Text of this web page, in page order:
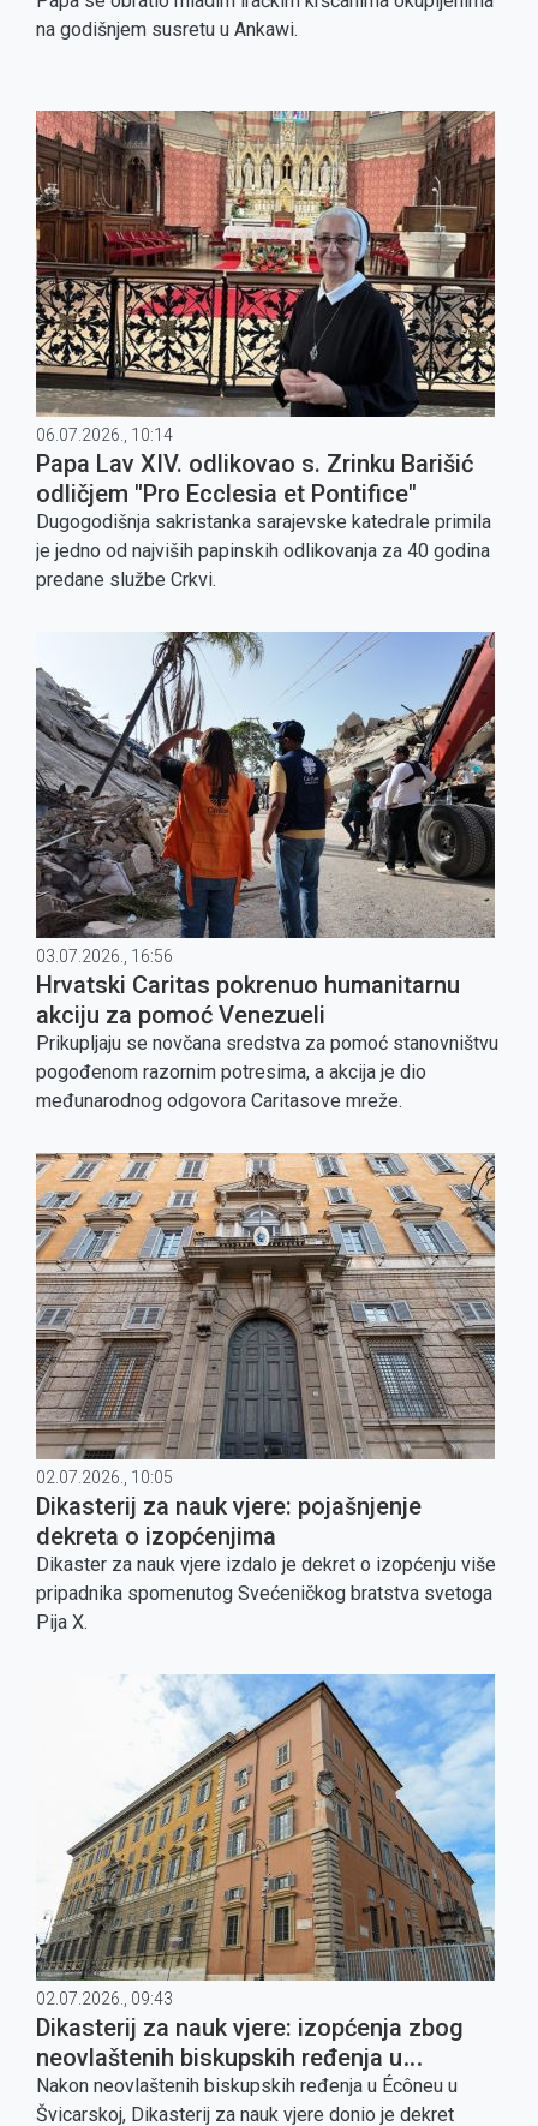
na godišnjem susretu u Ankawi.
06.07.2026., 10:14
Papa Lav XIV. odlikovao s. Zrinku Barišić
odličjem "Pro Ecclesia et Pontifice"
Dugogodišnja sakristanka sarajevske katedrale primila
je jedno od najviših papinskih odlikovanja za 40 godina
predane službe Crkvi.
03.07.2026., 16:56
Hrvatski Caritas pokrenuo humanitarnu
akciju za pomoć Venezueli
Prikupljaju se novčana sredstva za pomoć stanovništvu
pogođenom razornim potresima, a akcija je dio
međunarodnog odgovora Caritasove mreže.
02.07.2026., 10:05
Dikasterij za nauk vjere: pojašnjenje
dekreta o izopćenjima
Dikaster za nauk vjere izdalo je dekret o izopćenju više
pripadnika spomenutog Svećeničkog bratstva svetoga
Pija X.
02.07.2026., 09:43
Dikasterij za nauk vjere: izopćenja zbog
neovlaštenih biskupskih ređenja u
Švicarskoj
Nakon neovlaštenih biskupskih ređenja u Écôneu u
Švicarskoj, Dikasterij za nauk vjere donio je dekret